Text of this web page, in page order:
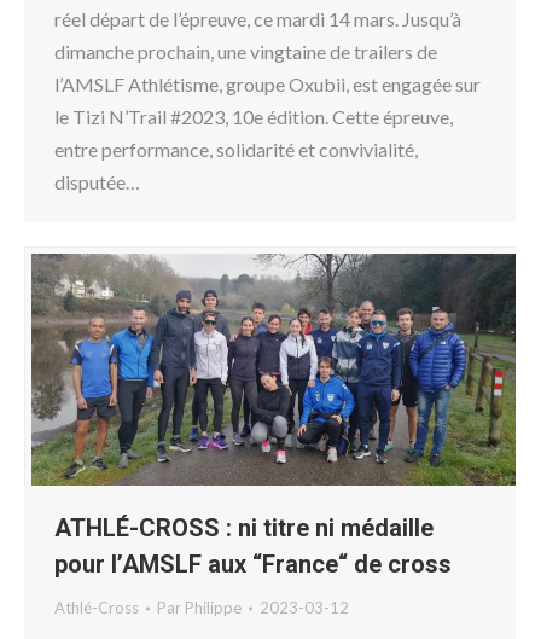
réel départ de l’épreuve, ce mardi 14 mars. Jusqu’à
dimanche prochain, une vingtaine de trailers de
l’AMSLF Athlétisme, groupe Oxubii, est engagée sur
le Tizi N’Trail #2023, 10e édition. Cette épreuve,
entre performance, solidarité et convivialité,
disputée…
ATHLÉ-CROSS : ni titre ni médaille
pour l’AMSLF aux “France“ de cross
Athlé-Cross Par Philippe 2023-03-12